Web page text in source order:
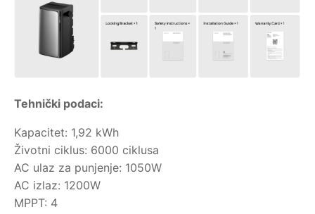
Tehnički podaci:
Kapacitet: 1,92 kWh
Životni ciklus: 6000 ciklusa
AC ulaz za punjenje: 1050W
AC izlaz: 1200W
MPPT: 4